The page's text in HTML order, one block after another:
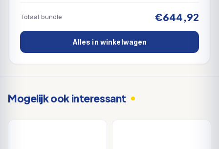
Totaal bundle €644,92
Alles in winkelwagen
Mogelijk ook interessant